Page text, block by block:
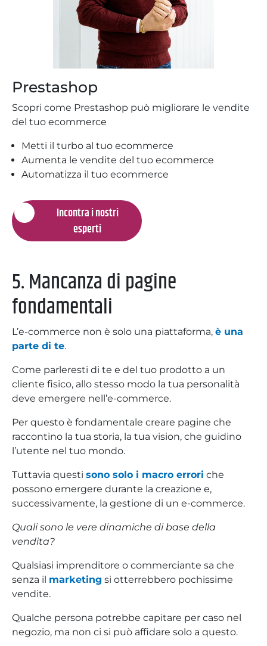
Prestashop
Scopri come Prestashop può migliorare le vendite
del tuo ecommerce
Metti il turbo al tuo ecommerce
Aumenta le vendite del tuo ecommerce
Automatizza il tuo ecommerce
Incontra i nostri
esperti
5. Mancanza di pagine
fondamentali
L’e-commerce non è solo una piattaforma, è una
parte di te.
Come parleresti di te e del tuo prodotto a un
cliente fisico, allo stesso modo la tua personalità
deve emergere nell’e-commerce.
Per questo è fondamentale creare pagine che
raccontino la tua storia, la tua vision, che guidino
l’utente nel tuo mondo.
Tuttavia questi sono solo i macro errori che
possono emergere durante la creazione e,
successivamente, la gestione di un e-commerce.
Quali sono le vere dinamiche di base della
vendita?
Qualsiasi imprenditore o commerciante sa che
senza il marketing si otterrebbero pochissime
vendite.
Qualche persona potrebbe capitare per caso nel
negozio, ma non ci si può affidare solo a questo.